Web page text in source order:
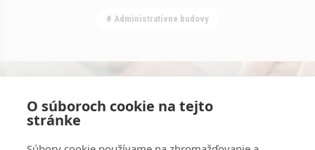
O súboroch cookie na tejto
stránke
# Administratívne budovy
Konzultácie s odborníkmi zadarmo.